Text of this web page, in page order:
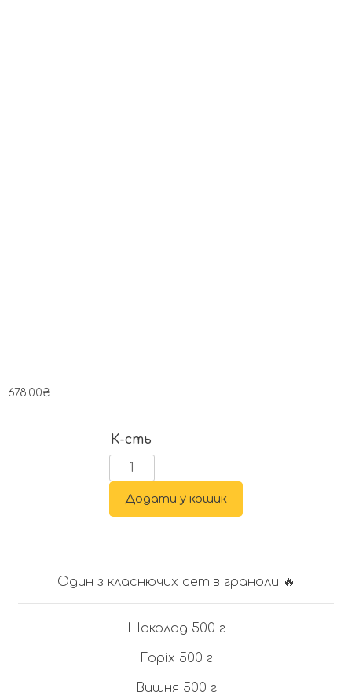
678.00₴
К-сть
Додати у кошик
Один з класнючих сетів граноли 🔥
Шоколад 500 г
Горіх 500 г
Вишня 500 г